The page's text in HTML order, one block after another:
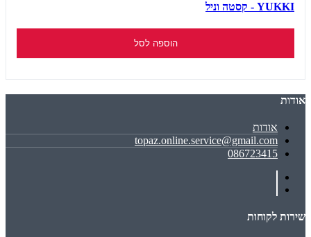
YUKKI - קסטה וניל
הוספה לסל
אודות
אודות
topaz.online.service@gmail.com
086723415
שירות לקוחות